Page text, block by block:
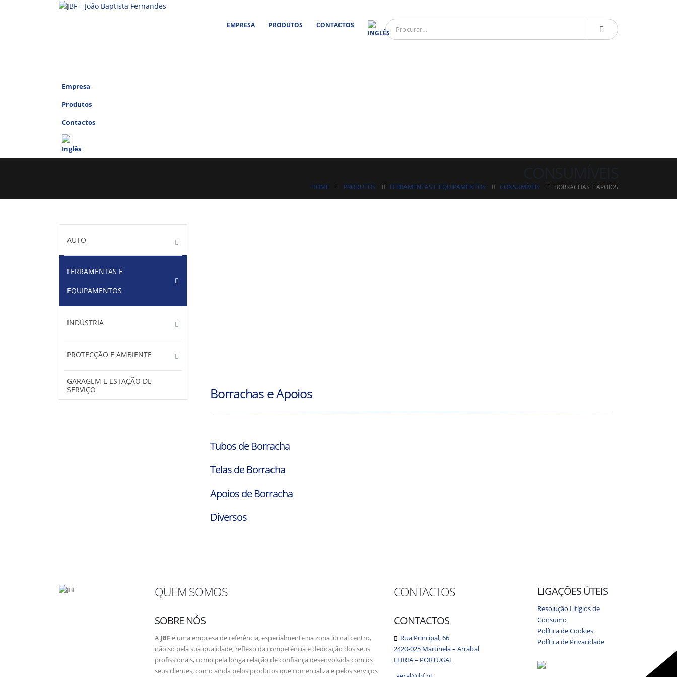
EMPRESA PRODUTOS CONTACTOS
Empresa
Produtos
Contactos
HOME PRODUTOS FERRAMENTAS E EQUIPAMENTOS CONSUMÍVEIS BORRACHAS E APOIOS
Borrachas e Apoios
Tubos de Borracha
Telas de Borracha
Apoios de Borracha
Diversos
AUTO
FERRAMENTAS E
EQUIPAMENTOS
INDÚSTRIA
PROTECÇÃO E AMBIENTE
GARAGEM E ESTAÇÃO DE
SERVIÇO
QUEM SOMOS
SOBRE NÓS
A JBFé uma empresa de referência, especialmente na zona litoral centro,
não só pela sua qualidade, reflexo da competência e dedicação dos seus
profissionais, como pela longa relação de confiança desenvolvida com os
seus clientes, como ainda pelos produtos que comercializa e pelos serviços
CONTACTOS
CONTACTOS
Rua Principal, 66
2420-025 Martinela – Arrabal
LEIRIA – PORTUGAL
LIGAÇÕES ÚTEIS
Resolução Litígios de
Consumo
Política de Cookies
Política de Privacidade